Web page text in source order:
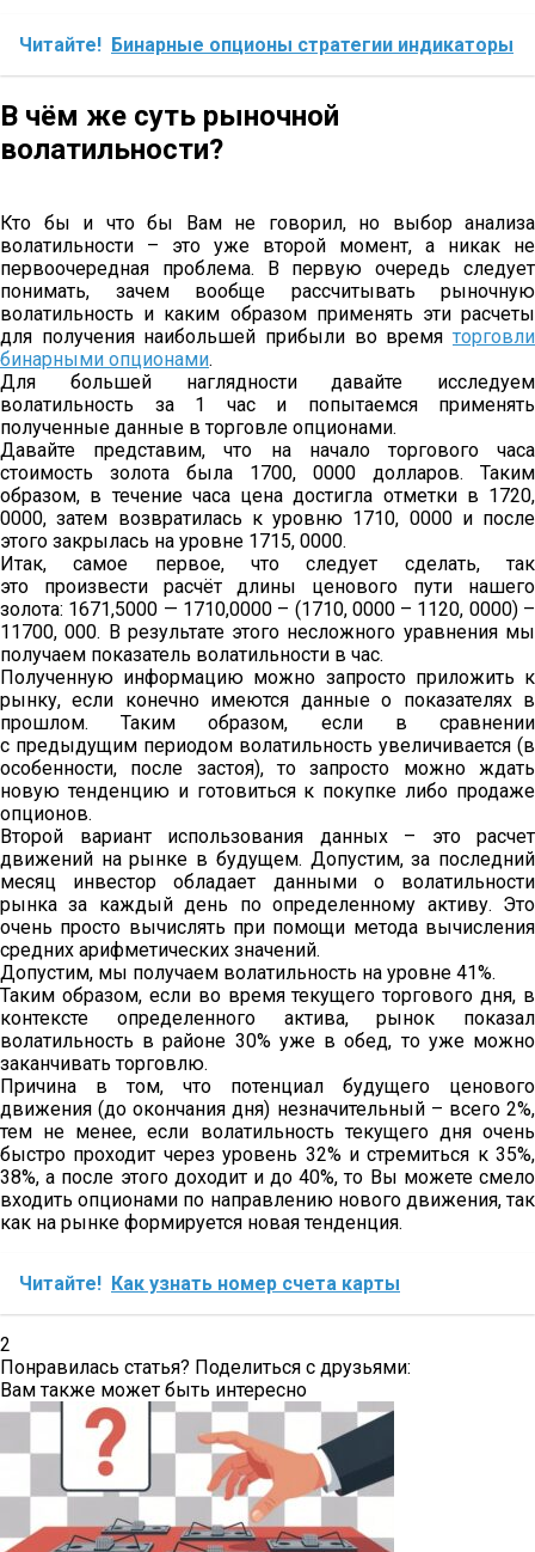
Читайте! Бинарные опционы стратегии индикаторы
В чём же суть рыночной
волатильности?
Кто бы и что бы Вам не говорил, но выбор анализа
волатильности – это уже второй момент, а никак не
первоочередная проблема. В первую очередь следует
понимать, зачем вообще рассчитывать рыночную
волатильность и каким образом применять эти расчеты
для получения наибольшей прибыли во время торговли
бинарными опционами.
Для большей наглядности давайте исследуем
волатильность за 1 час и попытаемся применять
полученные данные в торговле опционами.
Давайте представим, что на начало торгового часа
стоимость золота была 1700, 0000 долларов. Таким
образом, в течение часа цена достигла отметки в 1720,
0000, затем возвратилась к уровню 1710, 0000 и после
этого закрылась на уровне 1715, 0000.
Итак, самое первое, что следует сделать, так
это произвести расчёт длины ценового пути нашего
золота: 1671,5000 — 1710,0000 – (1710, 0000 – 1120, 0000) –
11700, 000. В результате этого несложного уравнения мы
получаем показатель волатильности в час.
Полученную информацию можно запросто приложить к
рынку, если конечно имеются данные о показателях в
прошлом. Таким образом, если в сравнении
с предыдущим периодом волатильность увеличивается (в
особенности, после застоя), то запросто можно ждать
новую тенденцию и готовиться к покупке либо продаже
опционов.
Второй вариант использования данных – это расчет
движений на рынке в будущем. Допустим, за последний
месяц инвестор обладает данными о волатильности
рынка за каждый день по определенному активу. Это
очень просто вычислять при помощи метода вычисления
средних арифметических значений.
Допустим, мы получаем волатильность на уровне 41%.
Таким образом, если во время текущего торгового дня, в
контексте определенного актива, рынок показал
волатильность в районе 30% уже в обед, то уже можно
заканчивать торговлю.
Причина в том, что потенциал будущего ценового
движения (до окончания дня) незначительный – всего 2%,
тем не менее, если волатильность текущего дня очень
быстро проходит через уровень 32% и стремиться к 35%,
38%, а после этого доходит и до 40%, то Вы можете смело
входить опционами по направлению нового движения, так
как на рынке формируется новая тенденция.
Читайте! Как узнать номер счета карты
2
Понравилась статья? Поделиться с друзьями:
Вам также может быть интересно